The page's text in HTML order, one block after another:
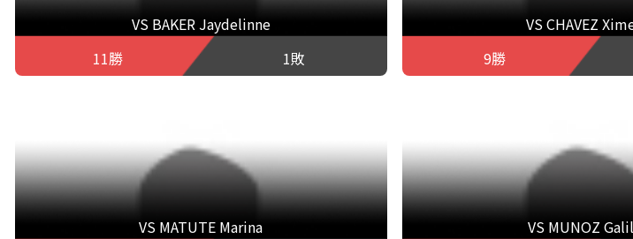
VS BAKER Jaydelinne
11勝
1敗
VS CHAVEZ
9勝
VS MATUTE Marina
VS MUNOZ